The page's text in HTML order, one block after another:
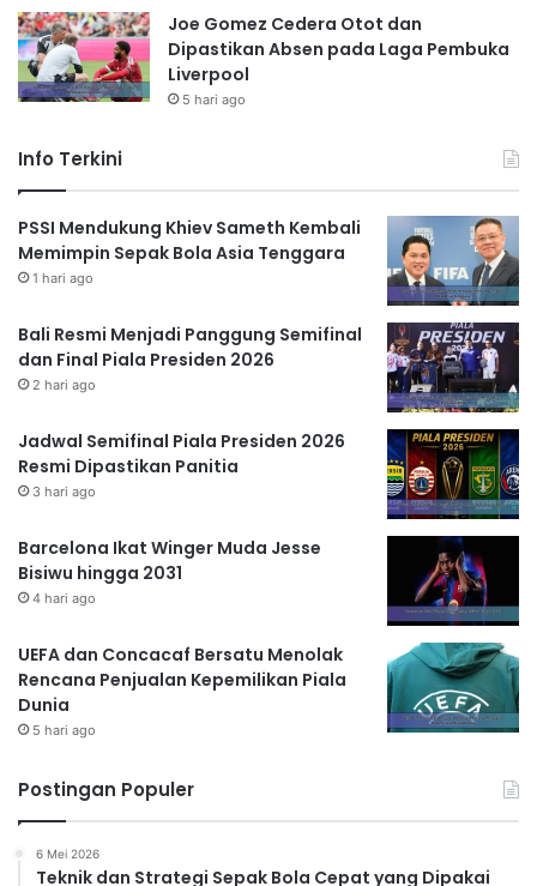
Joe Gomez Cedera Otot dan
Dipastikan Absen pada Laga Pembuka
Liverpool
5 hari ago
Info Terkini
PSSI Mendukung Khiev Sameth Kembali
Memimpin Sepak Bola Asia Tenggara
1 hari ago
Bali Resmi Menjadi Panggung Semifinal
dan Final Piala Presiden 2026
2 hari ago
Jadwal Semifinal Piala Presiden 2026
Resmi Dipastikan Panitia
3 hari ago
Barcelona Ikat Winger Muda Jesse
Bisiwu hingga 2031
4 hari ago
UEFA dan Concacaf Bersatu Menolak
Rencana Penjualan Kepemilikan Piala
Dunia
5 hari ago
Postingan Populer
6 Mei 2026
Teknik dan Strategi Sepak Bola Cepat yang Dipakai